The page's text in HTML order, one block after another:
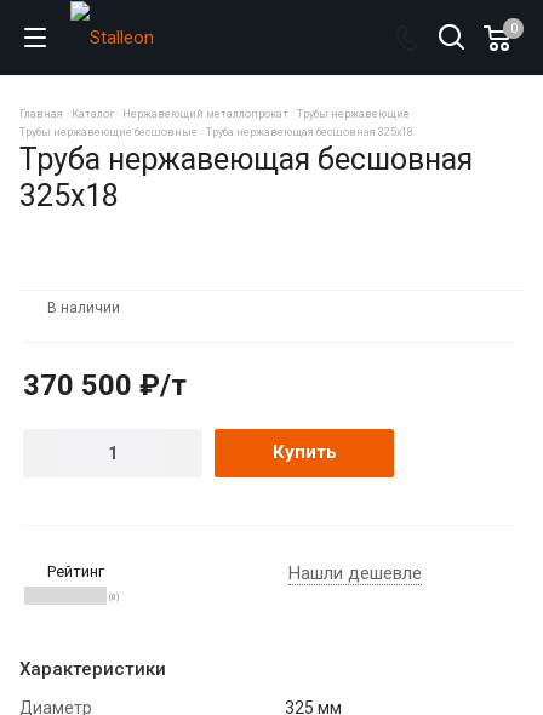
0
Главная Каталог Нержавеющий металлопрокат
Трубы нержавеющие
Трубы нержавеющие бесшовные
Труба нержавеющая бесшовная 325х18
Труба нержавеющая бесшовная
325х18
В наличии
370 500 ₽/т
Купить
Рейтинг
(0)
Нашли дешевле
Характеристики
Диаметр
325 мм